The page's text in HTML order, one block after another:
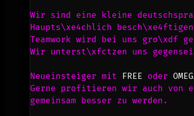
Wir sind eine kleine
Haupts\xe4chlich
Teamwork wird bei uns gro\xdf
Wir unterst\xfctzen uns
Neueinsteiger mit FREE oder
Gerne profitieren wir auch von
gemeinsam besser zu werden.